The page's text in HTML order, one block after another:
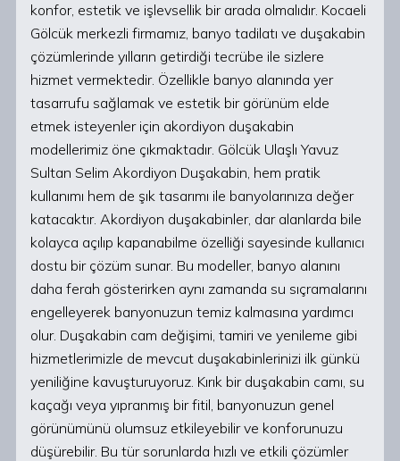
konfor, estetik ve işlevsellik bir arada olmalıdır. Kocaeli
Gölcük merkezli firmamız, banyo tadilatı ve duşakabin
çözümlerinde yılların getirdiği tecrübe ile sizlere
hizmet vermektedir. Özellikle banyo alanında yer
tasarrufu sağlamak ve estetik bir görünüm elde
etmek isteyenler için akordiyon duşakabin
modellerimiz öne çıkmaktadır. Gölcük Ulaşlı Yavuz
Sultan Selim Akordiyon Duşakabin, hem pratik
kullanımı hem de şık tasarımı ile banyolarınıza değer
katacaktır. Akordiyon duşakabinler, dar alanlarda bile
kolayca açılıp kapanabilme özelliği sayesinde kullanıcı
dostu bir çözüm sunar. Bu modeller, banyo alanını
daha ferah gösterirken aynı zamanda su sıçramalarını
engelleyerek banyonuzun temiz kalmasına yardımcı
olur. Duşakabin cam değişimi, tamiri ve yenileme gibi
hizmetlerimizle de mevcut duşakabinlerinizi ilk günkü
yeniliğine kavuşturuyoruz. Kırık bir duşakabin camı, su
kaçağı veya yıpranmış bir fitil, banyonuzun genel
görünümünü olumsuz etkileyebilir ve konforunuzu
düşürebilir. Bu tür sorunlarda hızlı ve etkili çözümler